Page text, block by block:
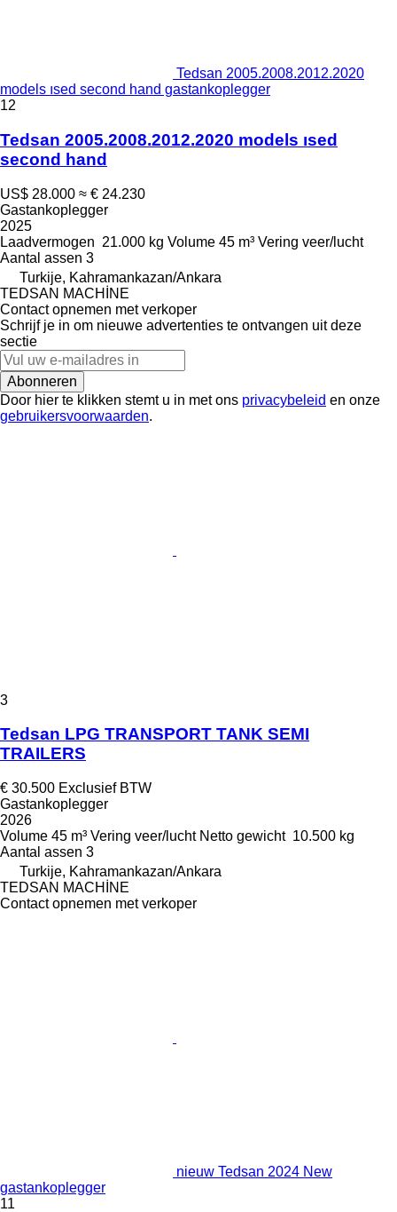
Tedsan 2005.2008.2012.2020
models ısed second hand gastankoplegger
12
Tedsan 2005.2008.2012.2020 models ısed
second hand
US$ 28.000 ≈ € 24.230
Gastankoplegger
2025
Laadvermogen 21.000 kg Volume 45 m³ Vering veer/lucht
Aantal assen 3
Turkije, Kahramankazan/Ankara
TEDSAN MACHİNE
Contact opnemen met verkoper
Schrijf je in om nieuwe advertenties te ontvangen uit deze
sectie
Abonneren
Door hier te klikken stemt u in met ons privacybeleid en onze
gebruikersvoorwaarden.
3
Tedsan LPG TRANSPORT TANK SEMI
TRAILERS
€ 30.500 Exclusief BTW
Gastankoplegger
2026
Volume 45 m³ Vering veer/lucht Netto gewicht 10.500 kg
Aantal assen 3
Turkije, Kahramankazan/Ankara
TEDSAN MACHİNE
Contact opnemen met verkoper
nieuw Tedsan 2024 New
gastankoplegger
11